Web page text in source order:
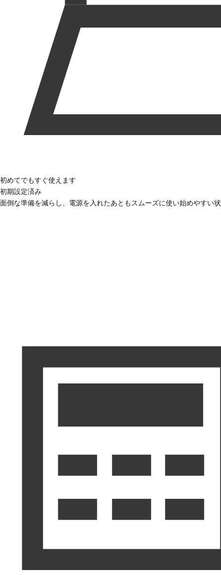
初めてでもすぐ使えます
初期設定済み
面倒な準備を減らし、電源を入れたあともスムーズに使い始めやすい